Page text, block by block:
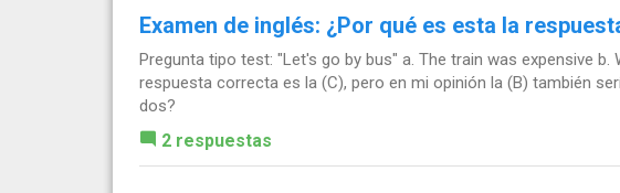
Examen de inglés: ¿Por qué es esta la
Pregunta tipo test: "Let's go by bus" a. The train was expensive
respuesta correcta es la (C), pero en mi opinión la (B) también
dos?
2 respuestas